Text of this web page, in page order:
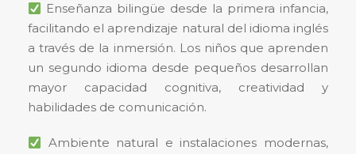
Enseñanza bilingüe desde la primera infancia,
facilitando el aprendizaje natural del idioma inglés
a través de la inmersión. Los niños que aprenden
un segundo idioma desde pequeños desarrollan
mayor capacidad cognitiva, creatividad y
habilidades de comunicación.
Ambiente natural e instalaciones modernas,